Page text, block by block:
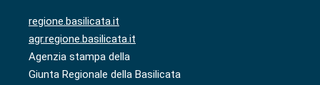
regione.basilicata.it
agr.regione.basilicata.it
Agenzia stampa della
Giunta Regionale della Basilicata